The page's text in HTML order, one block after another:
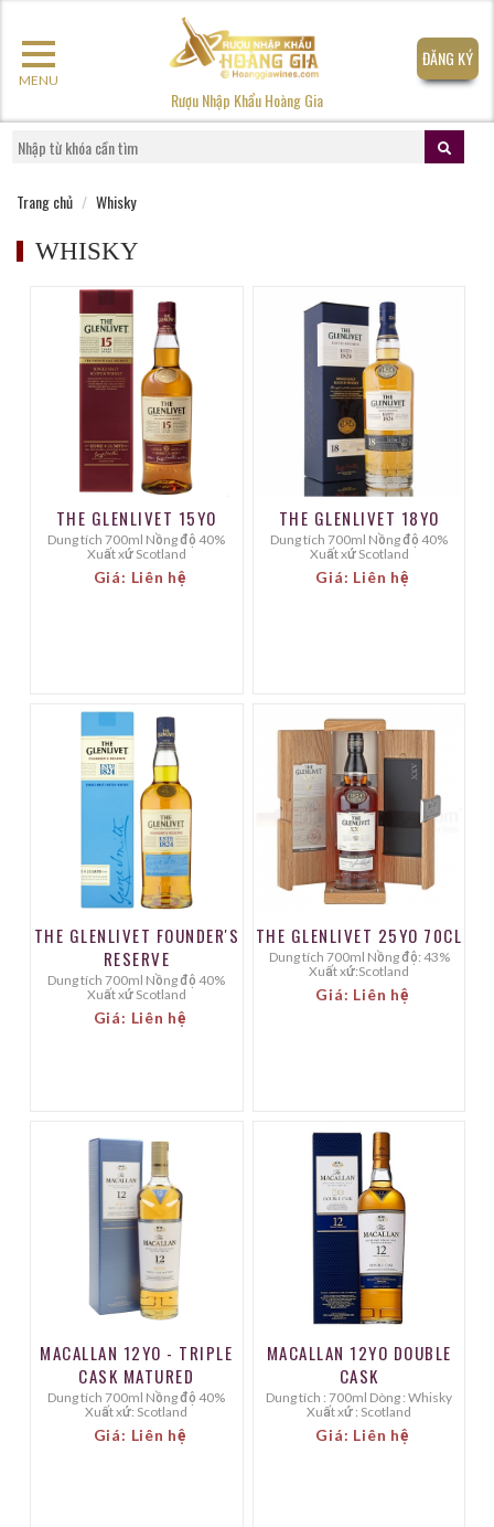
MENU
Rượu Nhập Khẩu Hoàng Gia
ĐĂNG KÝ
Trang chủ Whisky
WHISKY
THE GLENLIVET 15YO
Dung tích 700ml Nồng độ 40%
Xuất xứ Scotland
Giá: Liên hệ
THE GLENLIVET 18YO
Dung tích 700ml Nồng độ 40%
Xuất xứ Scotland
Giá: Liên hệ
THE GLENLIVET FOUNDER'S
RESERVE
Dung tích 700ml Nồng độ 40%
Xuất xứ Scotland
Giá: Liên hệ
THE GLENLIVET 25YO 70CL
Dung tích 700ml Nồng độ: 43%
Xuất xứ:Scotland
Giá: Liên hệ
MACALLAN 12YO - TRIPLE
CASK MATURED
Dung tích 700ml Nồng độ 40%
Xuất xứ: Scotland
Giá: Liên hệ
MACALLAN 12YO DOUBLE
CASK
Dung tích : 700ml Dòng : Whisky
Xuất xứ : Scotland
Giá: Liên hệ